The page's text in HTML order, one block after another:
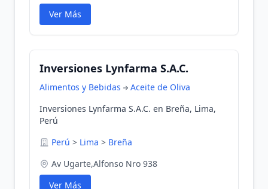
Ver Más
Inversiones Lynfarma S.A.C.
Alimentos y Bebidas
Aceite de Oliva
Inversiones Lynfarma S.A.C. en Breña, Lima,
Perú
Perú > Lima > Breña
Av Ugarte,Alfonso Nro 938
Ver Más